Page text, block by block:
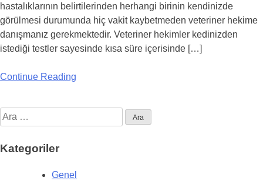
hastalıklarının belirtilerinden herhangi birinin kendinizde
görülmesi durumunda hiç vakit kaybetmeden veteriner hekime
danışmanız gerekmektedir. Veteriner hekimler kedinizden
istediği testler sayesinde kısa süre içerisinde […]
Continue Reading
Arama:
Kategoriler
Genel